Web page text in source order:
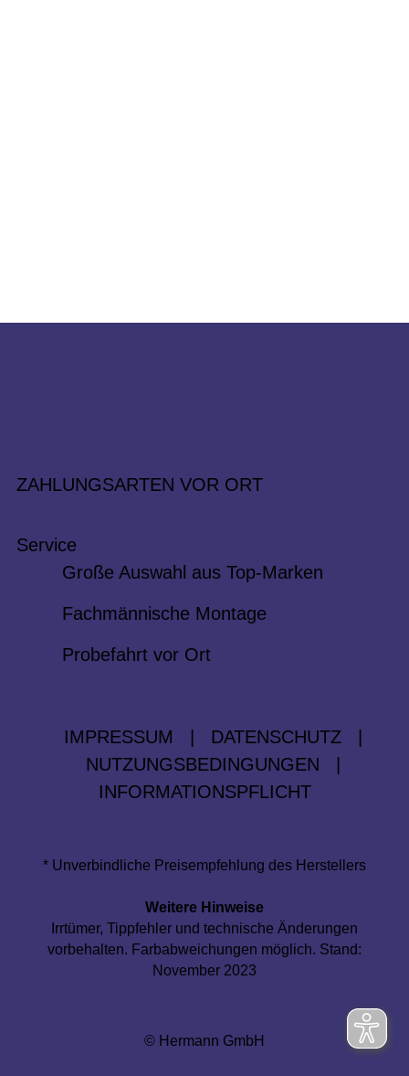
ZAHLUNGSARTEN VOR ORT
Service
Große Auswahl aus Top-Marken
Fachmännische Montage
Probefahrt vor Ort
IMPRESSUM DATENSCHUTZ
NUTZUNGSBEDINGUNGEN
INFORMATIONSPFLICHT
* Unverbindliche Preisempfehlung des Herstellers
Weitere Hinweise
Irrtümer, Tippfehler und technische Änderungen
vorbehalten. Farbabweichungen möglich. Stand:
November 2023
© Hermann GmbH